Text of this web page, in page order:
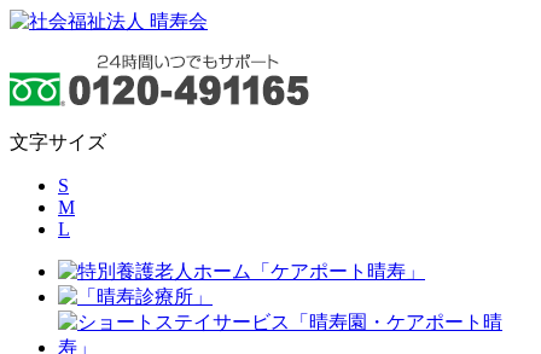
文字サイズ
S
M
L